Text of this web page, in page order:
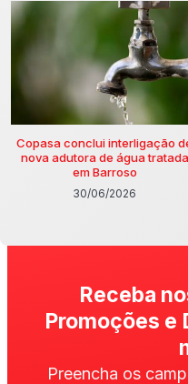
Copasa conclui interligação
nova adutora de água tratada
em Barroso
30/06/2026
Receba
Promoções e
Preencha os